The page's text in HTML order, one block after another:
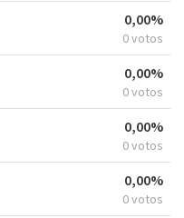
0,00%
0 votos
0,00%
0 votos
0,00%
0 votos
0,00%
0 votos